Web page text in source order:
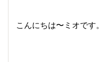
こんにちは〜ミオです。